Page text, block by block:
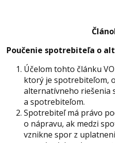
Poučenie spotrebiteľa o
Účelom tohto článku
ktorý je spotrebiteľom,
alternatívneho riešenia
a spotrebiteľom.
Spotrebiteľ má právo
o nápravu, ak medzi
vznikne spor z